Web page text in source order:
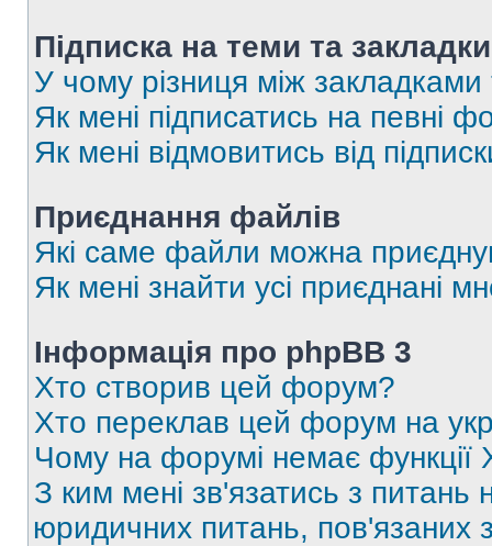
Підписка на теми та закладки
У чому різниця між закладками
Як мені підписатись на певні
Як мені відмовитись від
Приєднання файлів
Які саме файли можна
Як мені знайти усі приєднані
Інформація про phpBB 3
Хто створив цей форум?
Хто переклав цей форум на
Чому на форумі немає функції
З ким мені зв'язатись з питань
юридичних питань,